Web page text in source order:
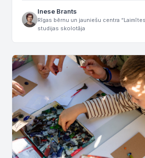
audzēkņu darbi – daļa no izstādes
Marka Rotko Mākslas Muzejs atrodas
cietoksnī Latvijas otrajā lielākajā
Inese Brants
Rīgas bērnu un jauniešu centra
studijas skolotāja